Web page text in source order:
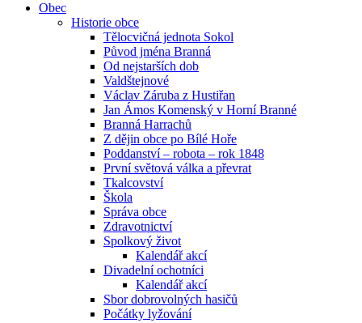
Obec
Historie obce
Tělocvičná jednota Sokol
Původ jména Branná
Od nejstarších dob
Valdštejnové
Václav Záruba z Hustiřan
Jan Ámos Komenský v Horní Branné
Branná Harrachů
Z dějin obce po Bílé Hoře
Poddanství – robota – rok 1848
První světová válka a převrat
Tkalcovství
Škola
Správa obce
Zdravotnictví
Spolkový život
Kalendář akcí
Divadelní ochotníci
Kalendář akcí
Sbor dobrovolných hasičů
Počátky lyžování